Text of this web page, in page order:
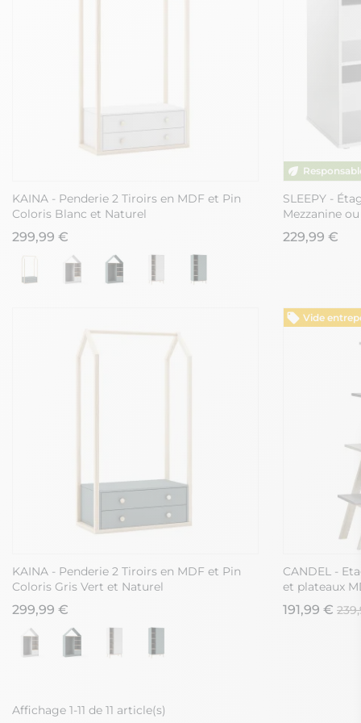
KAINA - Penderie 2 Tiroirs en MDF et Pin
Coloris Blanc et Naturel
299,99 €
SLEEPY -
Mezzanine
229,99 €
KAINA - Penderie 2 Tiroirs en MDF et Pin
Coloris Gris Vert et Naturel
299,99 €
Vide
CANDEL -
et plateaux
191,99 €
Affichage 1-11 de 11 article(s)